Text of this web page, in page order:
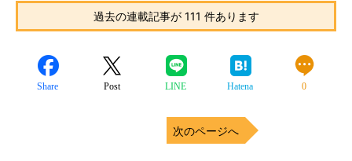
過去の連載記事が 111 件あります
Share Post LINE Hatena 0
次のページへ